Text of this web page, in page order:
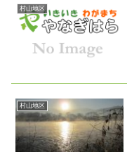
村山地区
村山地区